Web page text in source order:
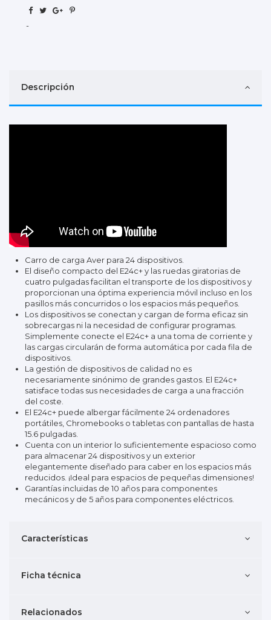
-
Descripción
Carro de carga Aver para 24 dispositivos.
El diseño compacto del E24c+ y las ruedas giratorias de
cuatro pulgadas facilitan el transporte de los dispositivos y
proporcionan una óptima experiencia móvil incluso en los
pasillos más concurridos o los espacios más pequeños.
Los dispositivos se conectan y cargan de forma eficaz sin
sobrecargas ni la necesidad de configurar programas.
Simplemente conecte el E24c+ a una toma de corriente y
las cargas circularán de forma automática por cada fila de
dispositivos.
La gestión de dispositivos de calidad no es
necesariamente sinónimo de grandes gastos. El E24c+
satisface todas sus necesidades de carga a una fracción
del coste.
El E24c+ puede albergar fácilmente 24 ordenadores
portátiles, Chromebooks o tabletas con pantallas de hasta
15.6 pulgadas.
Cuenta con un interior lo suficientemente espacioso como
para almacenar 24 dispositivos y un exterior
elegantemente diseñado para caber en los espacios más
reducidos. ¡Ideal para espacios de pequeñas dimensiones!
Garantías incluidas de 10 años para componentes
mecánicos y de 5 años para componentes eléctricos.
Características
Ficha técnica
Relacionados